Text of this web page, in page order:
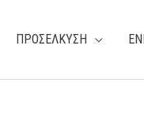
ΠΡΟΣΕΛΚΥΣΗ